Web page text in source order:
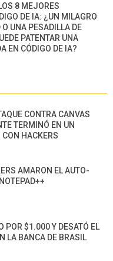
8 MEJORES
DE IA: ¿UN MILAGRO
UNA PESADILLA DE
PATENTAR UNA
EN CÓDIGO DE IA?
CONTRA CANVAS
TERMINÓ EN UN
CON HACKERS
AMARON EL AUTO-
POR $1.000 Y DESATÓ EL
LA BANCA DE BRASIL